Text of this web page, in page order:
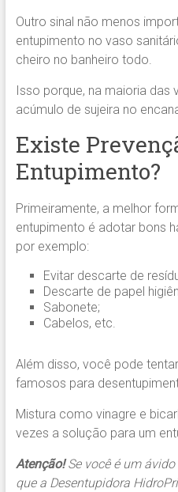
Outro sinal não menos
entupimento no vaso
cheiro no banheiro todo.
Isso porque, na maioria
acúmulo de sujeira no
Existe
Entupimento?
Primeiramente, a melhor
entupimento é adotar bons
por exemplo:
Evitar descarte de
Descarte de papel
Sabonete;
Cabelos, etc.
Além disso, você pode
famosos para
Mistura como vinagre e
vezes a solução para um
Atenção!Se você é um
que a Desentupidora